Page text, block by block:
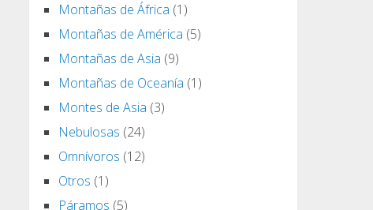
Montañas de África (1)
Montañas de América (5)
Montañas de Asia (9)
Montañas de Oceanía (1)
Montes de Asia (3)
Nebulosas (24)
Omnívoros (12)
Otros (1)
Páramos (5)